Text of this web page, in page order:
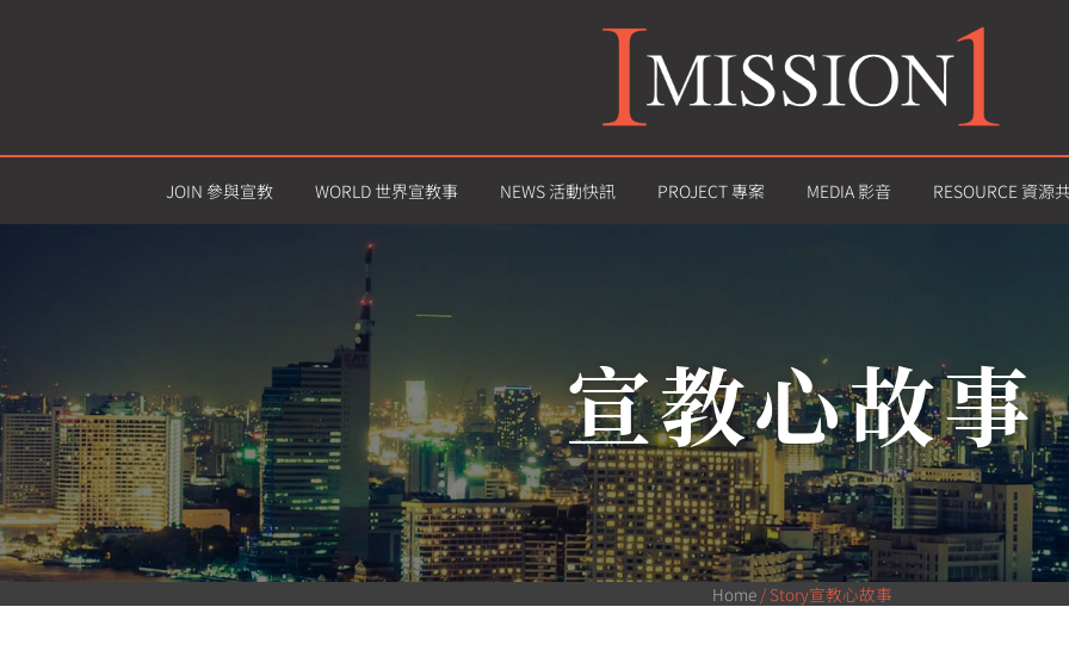
JOIN 參與宣教 WORLD 世界宣教事 NEWS 活動快訊 PROJECT 專案 MEDIA 影音 RESOURCE 資源
宣教心故事
Home/ Story宣教心故事